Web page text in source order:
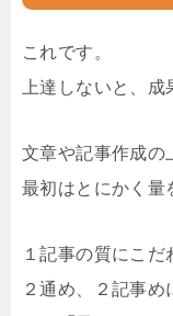
これです。
上達しないと、
文章や記事作成の
最初はとにかく量
１記事の質にこだ
２通め、２記事め